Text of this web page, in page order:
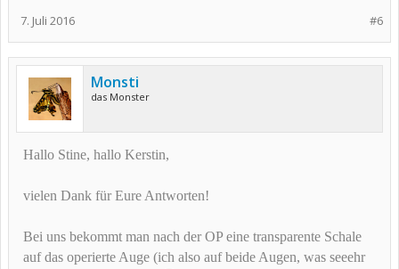
#6
7. Juli 2016
Monsti
das Monster
Hallo Stine, hallo Kerstin,
vielen Dank für Eure Antworten!
Bei uns bekommt man nach der OP eine transparente Schale
auf das operierte Auge (ich also auf beide Augen, was seeehr